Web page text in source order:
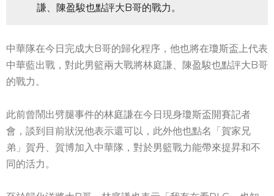
謙、陳盈駿也點評大B哥的戰力。
中華隊在今日完成大B哥的歸化程序，他也將在瓊斯盃上代表
中華藍出戰，對此男籃兩大戰將林庭謙、陳盈駿也點評大B哥
的戰力。
此前曾鬧出劈腿事件的林庭謙在今日現身瓊斯盃開賽記者
會，談到目前狀況他表示還可以，此外他也點名「賀家兄
弟」賀丹、賀博加入中華隊，對於男籃戰力能帶來提昇和不
同的活力。